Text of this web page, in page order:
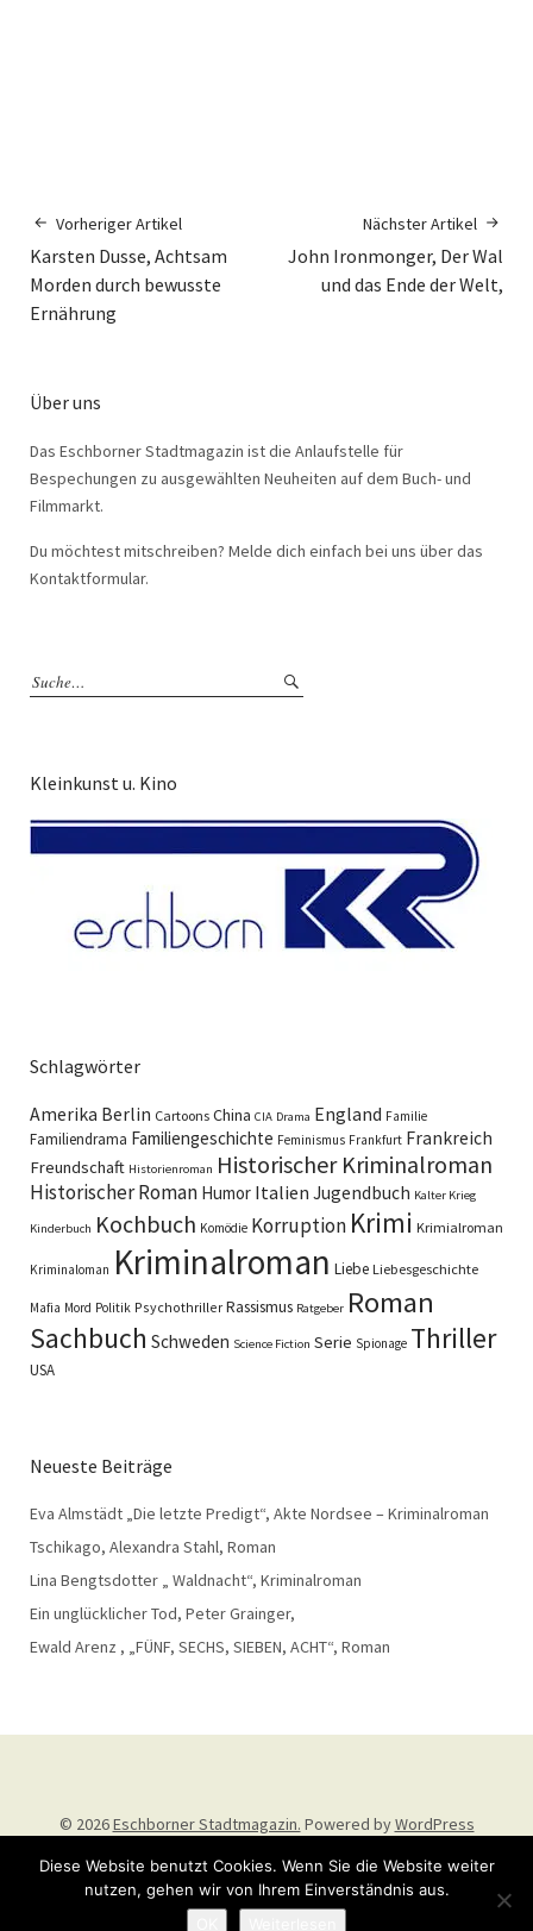
Vorheriger Artikel
Karsten Dusse, Achtsam
Morden durch bewusste
Ernährung
Nächster Artikel
John Ironmonger, Der Wal
und das Ende der Welt,
Über uns
Das Eschborner Stadtmagazin ist die Anlaufstelle für
Bespechungen zu ausgewählten Neuheiten auf dem Buch- und
Filmmarkt.
Du möchtest mitschreiben? Melde dich einfach bei uns über das
Kontaktformular.
Kleinkunst u. Kino
Schlagwörter
Amerika Berlin Cartoons China CIA Drama England Familie
Familiendrama Familiengeschichte Feminismus Frankfurt Frankreich
Freundschaft Historienroman Historischer Kriminalroman
Historischer Roman Humor Italien Jugendbuch Kalter Krieg
Kinderbuch Kochbuch Komödie Korruption Krimi Krimialroman
Kriminaloman Kriminalroman Liebe Liebesgeschichte
Mafia Mord Politik Psychothriller Rassismus Ratgeber Roman
Sachbuch Schweden Science Fiction Serie Spionage Thriller
USA
Neueste Beiträge
Eva Almstädt „Die letzte Predigt“, Akte Nordsee – Kriminalroman
Tschikago, Alexandra Stahl, Roman
Lina Bengtsdotter „ Waldnacht“, Kriminalroman
Ein unglücklicher Tod, Peter Grainger,
Ewald Arenz , „FÜNF, SECHS, SIEBEN, ACHT“, Roman
© 2026Eschborner Stadtmagazin. Powered byWordPress
Diese Website benutzt Cookies. Wenn Sie die Website weiter
nutzen, gehen wir von Ihrem Einverständnis aus.